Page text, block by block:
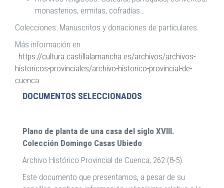
monasterios, ermitas, cofradías…
Colecciones: Manuscritos y donaciones de particulares.
Más información en
: https://cultura.castillalamancha.es/archivos/archivos-
historicos-provinciales/archivo-historico-provincial-de-
cuenca
DOCUMENTOS SELECCIONADOS
Plano de planta de una casa del siglo XVIII.
Colección Domingo Casas Ubiedo
Archivo Histórico Provincial de Cuenca, 262 (8-5).
Este documento que presentamos, a pesar de su